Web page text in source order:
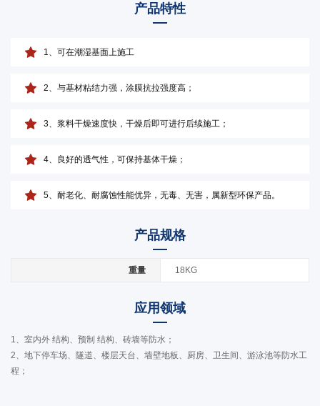
产品特性
1、可在潮湿基面上施工
2、与基材粘结力强，涂膜抗拉强度高；
3、浆料干燥速度快，干燥后即可进行后续施工；
4、良好的透气性，可保持基体干燥；
5、耐老化、耐腐蚀性能优异，无毒、无害，属新型环保产品。
产品规格
重量 18KG
应用领域
1、室内外 结构、预制 结构、砖墙等防水；
2、地下停车场、隧道、楼层天台、墙壁地板、厨房、卫生间、游泳池等防水工
程；